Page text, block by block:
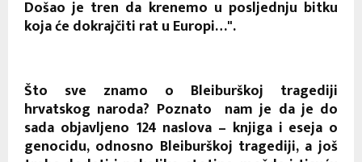
Došao je tren da krenemo u posljednju bitku
koja će dokrajčiti rat u Europi…".
Što sve znamo o Bleiburškoj tragediji
hrvatskog naroda? Poznato nam je da je do
sada objavljeno 124 naslova – knjiga i eseja o
genocidu, odnosno Bleiburškoj tragediji, a još